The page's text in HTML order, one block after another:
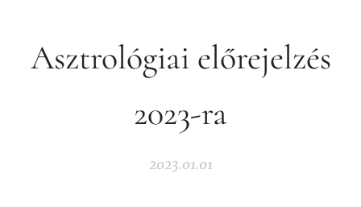
Asztrológiai előrejelzés
2023-ra
2023.01.01